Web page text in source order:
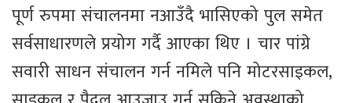
पूर्ण रुपमा संचालनमा नआउँदै भासिएको पुल समेत
सर्वसाधारणले प्रयोग गर्दै आएका थिए । चार पांग्रे
सवारी साधन संचालन गर्न नमिले पनि मोटरसाइकल,